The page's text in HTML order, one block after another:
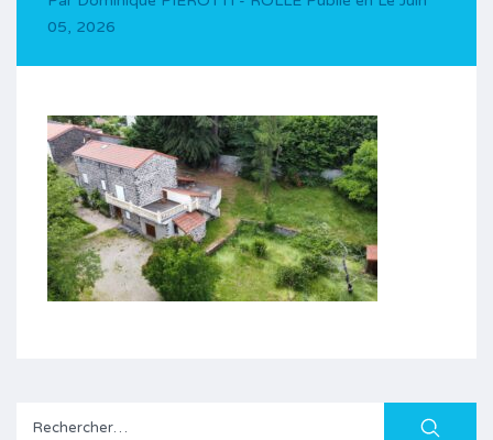
05, 2026
Rechercher :